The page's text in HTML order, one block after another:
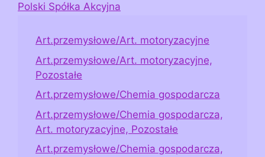
Polski Spółka Akcyjna
Art.przemysłowe/Art. motoryzacyjne
Art.przemysłowe/Art. motoryzacyjne,
Pozostałe
Art.przemysłowe/Chemia gospodarcza
Art.przemysłowe/Chemia gospodarcza,
Art. motoryzacyjne, Pozostałe
Art.przemysłowe/Chemia gospodarcza,